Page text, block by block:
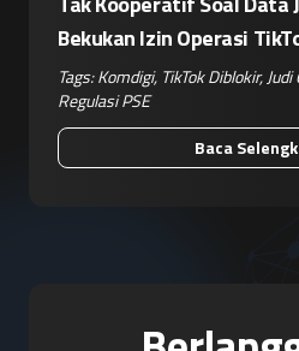
Bekukan Izin Operasi
Tags:Komdigi, TikTok Diblokir,
Regulasi PSE
Baca